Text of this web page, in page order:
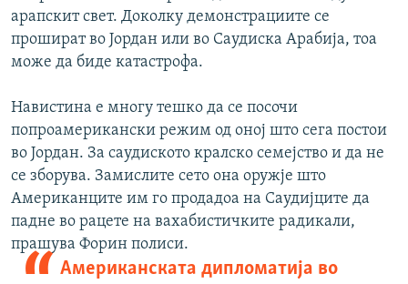
арапскит свет. Доколку демонстрациите се
прошират во Јордан или во Саудиска Арабија, тоа
може да биде катастрофа.
Навистина е многу тешко да се посочи
попроамерикански режим од оној што сега постои
во Јордан. За саудиското кралско семејство и да не
се зборува. Замислите сето она оружје што
Американците им го продадоа на Саудијците да
падне во рацете на вахабистичките радикали,
прашува Форин полиси.
Американската дипломатија во